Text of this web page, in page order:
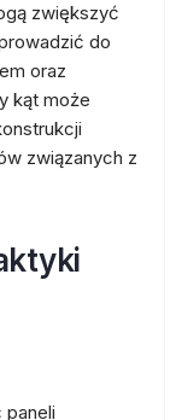
zwiększyć
do
oraz
kąt może
związanych z
paneli